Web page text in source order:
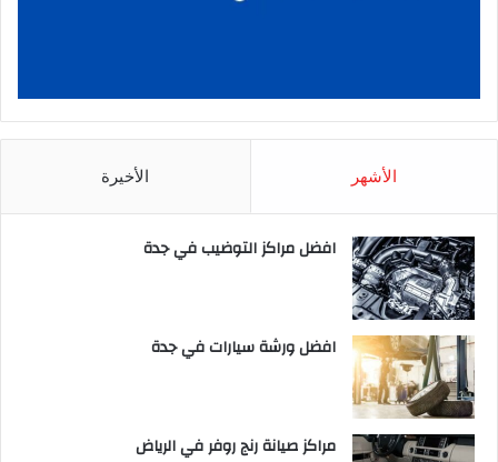
الأشهر الأخيرة
افضل مراكز التوضيب في جدة
افضل ورشة سيارات في جدة
مراكز صيانة رنج روفر في الرياض